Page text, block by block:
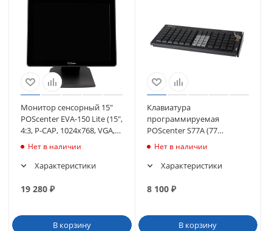
Монитор сенсорный 15"
POScenter EVA-150 Lite (15",
4:3, P-CAP, 1024х768, VGA,
USB) (3056)
Нет в наличии
Характеристики
19 280 ₽
В корзину
Клавиатура
программируемая
POScenter S77A (77
клавиш, MSR, ключ, USB),
Нет в наличии
Характеристики
8 100₽
В корзину